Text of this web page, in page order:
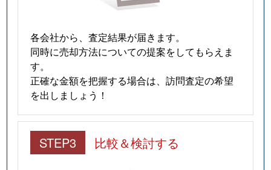
各会社から、査定結果が届きます。
同時に売却方法についての提案をしてもらえま
す。
正確な金額を把握する場合は、訪問査定の希望
を出しましょう！
STEP3 比較＆検討する